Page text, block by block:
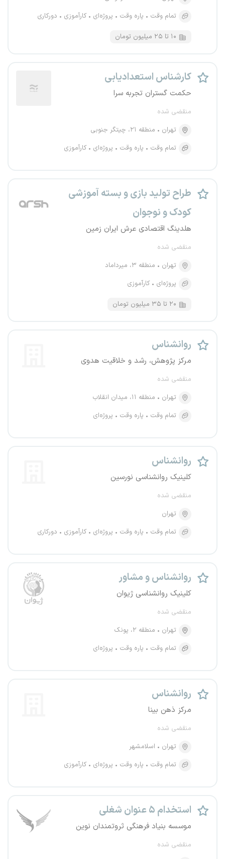
تمام وقت
پاره وقت پروژه‌ای کارآموزی دورکاری
۱۰ تا ۲۵ میلیون تومان
کارشناس استعدادیابی
حکمت گستران تجربه سرا
منقضی شده
تهران
منطقه ۲۱، چیتگر جنوبی
تمام وقت
پاره وقت پروژه‌ای کارآموزی
طراح تولید بازی و بسته آموزشی
کودک و نوجوان
هلدینگ اقتصادی عرش ایران زمین
منقضی شده
تهران
منطقه ۳، میرداماد
پروژه‌ای
کارآموزی
۲۰ تا ۳۵ میلیون تومان
روانشناس
مرکز پژوهش، رشد و خلاقیت هدوی
منقضی شده
تهران
منطقه ۱۱، میدان انقلاب
تمام وقت
پاره وقت پروژه‌ای
روانشناس
کلینیک روانشناسی نورسین
منقضی شده
تهران
تمام وقت
پاره وقت پروژه‌ای کارآموزی دورکاری
روانشناس و مشاور
کلینیک روانشناسی ژیوان
منقضی شده
تهران
منطقه ۲، پونک
تمام وقت
پاره وقت پروژه‌ای
روانشناس
مرکز ذهن بینا
منقضی شده
تهران
اسلامشهر
تمام وقت
پاره وقت پروژه‌ای کارآموزی
استخدام ۵ عنوان شغلی
موسسه بنیاد فرهنگی ثروتمندان نوین
منقضی شده